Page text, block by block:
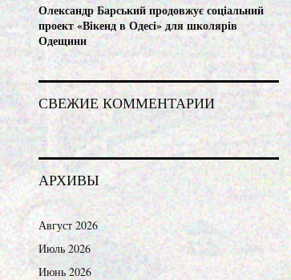
Олександр Барський продовжує соціальний
проект «Вікенд в Одесі» для школярів
Одещини
СВЕЖИЕ КОММЕНТАРИИ
АРХИВЫ
Август 2026
Июль 2026
Июнь 2026